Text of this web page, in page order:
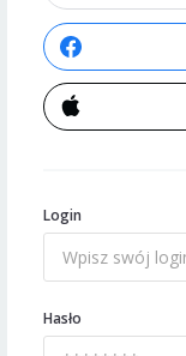
Login
Hasło